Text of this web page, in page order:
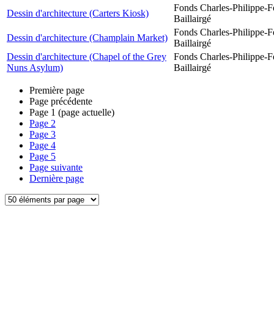
Dessin d'architecture (Carters Kiosk)
Fonds Charles-Philippe-
Baillairgé
Dessin d'architecture (Champlain Market)
Fonds Charles-Philippe-
Baillairgé
Dessin d'architecture (Chapel of the Grey
Nuns Asylum)
Fonds Charles-Philippe-
Baillairgé
Première page
Page précédente
Page 1 (page actuelle)
Page 2
Page 3
Page 4
Page 5
Page suivante
Dernière page